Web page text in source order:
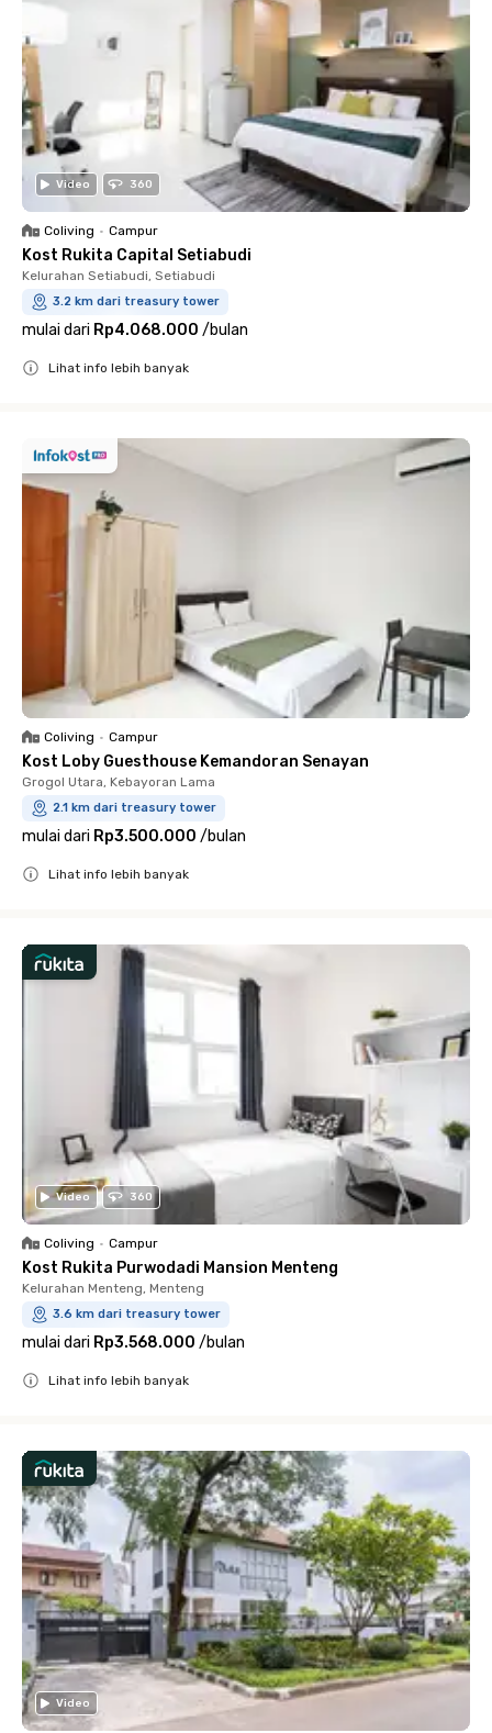
Video 360
Coliving • Campur
Kost Rukita Capital Setiabudi
Kelurahan Setiabudi, Setiabudi
3.2 km dari treasury tower
mulai dari Rp4.068.000 /bulan
Lihat info lebih banyak
Coliving • Campur
Kost Loby Guesthouse Kemandoran Senayan
Grogol Utara, Kebayoran Lama
2.1 km dari treasury tower
mulai dari Rp3.500.000 /bulan
Lihat info lebih banyak
Video 360
Coliving • Campur
Kost Rukita Purwodadi Mansion Menteng
Kelurahan Menteng, Menteng
3.6 km dari treasury tower
mulai dari Rp3.568.000 /bulan
Lihat info lebih banyak
Video